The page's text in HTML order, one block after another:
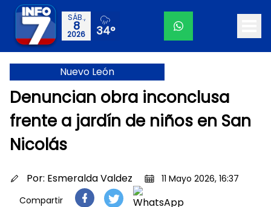
SÁB.,
8
2026 34°
Nuevo León
Denuncian obra inconclusa
frente a jardín de niños en San
Nicolás
Por: Esmeralda Valdez
11 Mayo 2026, 16:37
Compartir